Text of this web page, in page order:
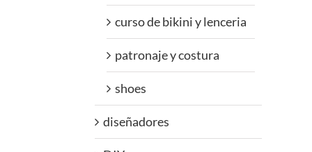
curso de bikini y lenceria
patronaje y costura
shoes
diseñadores